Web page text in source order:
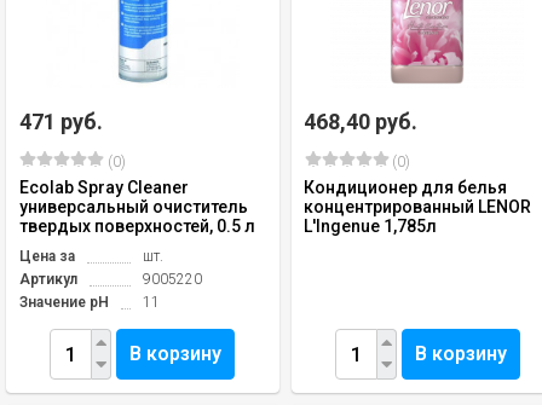
471 руб.
(0)
Ecolab Spray Cleaner
универсальный очиститель
твердых поверхностей, 0.5 л
Цена за
шт.
Артикул
9005220
Значение pH
11
В корзину
468,40 руб.
(0)
Кондиционер для белья
концентрированный LENOR
L'Ingenue 1,785л
В корзину